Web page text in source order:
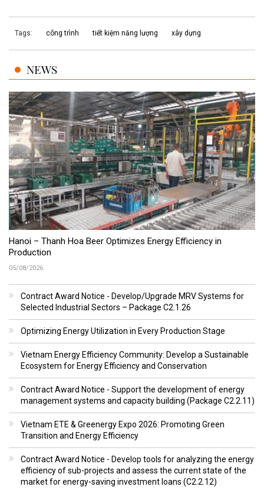
Tags: công trình tiết kiệm năng lượng xây dựng
NEWS
Hanoi – Thanh Hoa Beer Optimizes Energy Efficiency in
Production
05/08/2026
Contract Award Notice - Develop/Upgrade MRV Systems for
Selected Industrial Sectors – Package C2.1.26
Optimizing Energy Utilization in Every Production Stage
Vietnam Energy Efficiency Community: Develop a Sustainable
Ecosystem for Energy Efficiency and Conservation
Contract Award Notice - Support the development of energy
management systems and capacity building (Package C2.2.11)
Vietnam ETE & Greenergy Expo 2026: Promoting Green
Transition and Energy Efficiency
Contract Award Notice - Develop tools for analyzing the energy
efficiency of sub-projects and assess the current state of the
market for energy-saving investment loans (C2.2.12)